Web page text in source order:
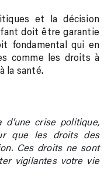
et la décision
doit être garantie
fondamental qui en
comme les droits à
la santé.
d’une crise politique,
que les droits des
Ces droits ne sont
vigilantes votre vie